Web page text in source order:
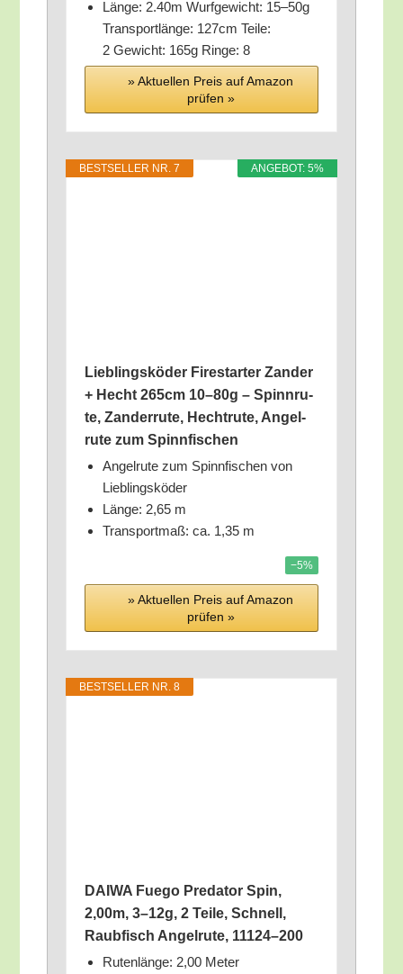
Län­ge: 2.40m Wurf­ge­wicht: 15–50g
Trans­port­län­ge: 127cm Tei­le:
2 Gewicht: 165g Rin­ge: 8
» Aktu­el­len Preis auf Ama­zon
prü­fen »
ANGE­BOT: 5%
BEST­SEL­LER NR. 7
Lieb­lings­kö­der Fire­star­ter Zan­der
+ Hecht 265cm 10–80g – Spinn­ru­
te, Zan­der­ru­te, Hecht­ru­te, Angel­
ru­te zum Spinnfischen
Angel­ru­te zum Spinn­fi­schen von
Lieblingsköder
Län­ge: 2,65 m
Trans­port­maß: ca. 1,35 m
−5%
» Aktu­el­len Preis auf Ama­zon
prü­fen »
BEST­SEL­LER NR. 8
DAIWA Fue­go Pre­da­tor Spin,
2,00m, 3–12g, 2 Tei­le, Schnell,
Raub­fisch Angel­ru­te, 11124–200
Ruten­län­ge: 2,00 Meter